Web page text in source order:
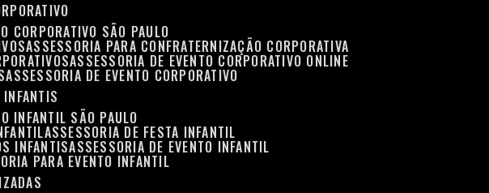
CORPORATIVO SÃO PAULO
ASSESSORIA PARA CONFRATERNIZAÇÃO CORPORATIVA
ASSESSORIA DE EVENTO CORPORATIVO ONLINE
ASSESSORIA DE EVENTO CORPORATIVO
INFANTIS
INFANTIL SÃO PAULO
ASSESSORIA DE FESTA INFANTIL
INFANTIS ASSESSORIA DE EVENTO INFANTIL
PARA EVENTO INFANTIL